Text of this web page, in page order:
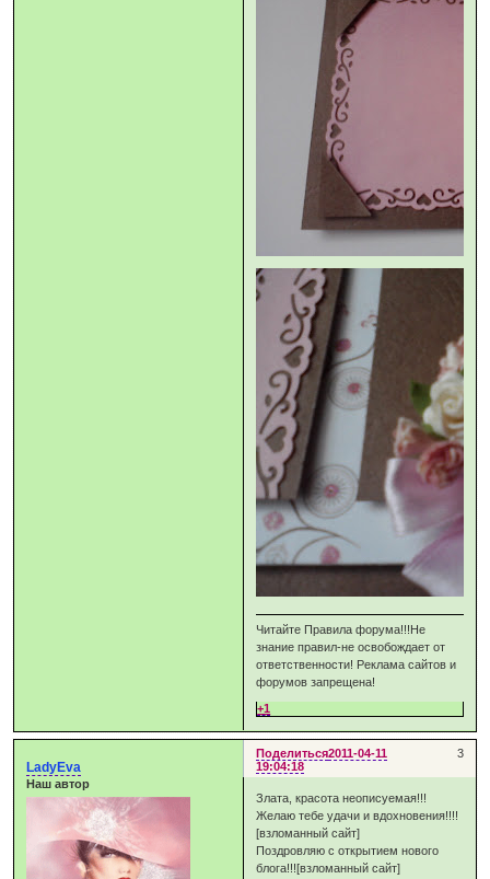
Читайте Правила форума!!!Не
знание правил-не освобождает от
ответственности! Реклама сайтов и
форумов запрещена!
+1
Поделиться 3
2011-04-11
19:04:18
LadyEva
Наш автор
Злата, красота неописуемая!!!
Желаю тебе удачи и вдохновения!!!!
[взломанный сайт]
Поздровляю с открытием нового
блога!!![взломанный сайт]